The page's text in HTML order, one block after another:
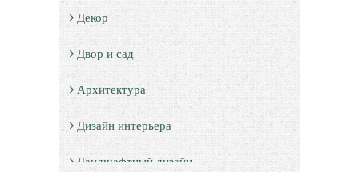
Декор
Двор и сад
Архитектура
Дизайн интерьера
Ландшафтный дизайн